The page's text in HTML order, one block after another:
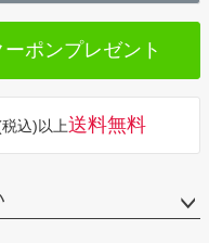
ポンプレゼント
込)以上送料無料